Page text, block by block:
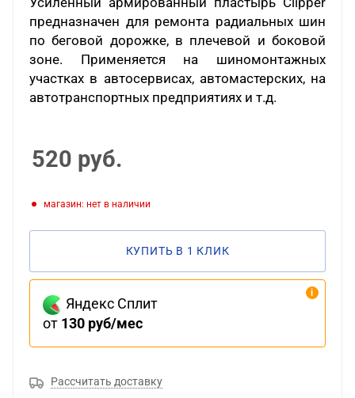
предназначен для ремонта радиальных шин
по беговой дорожке, в плечевой и боковой
зоне. Применяется на шиномонтажных
участках в автосервисах, автомастерских, на
автотранспортных предприятиях и т.д.
520 руб.
Магазин: нет в наличии
КУПИТЬ В 1 КЛИК
Яндекс Сплит
от 130 руб/мес
Рассчитать доставку